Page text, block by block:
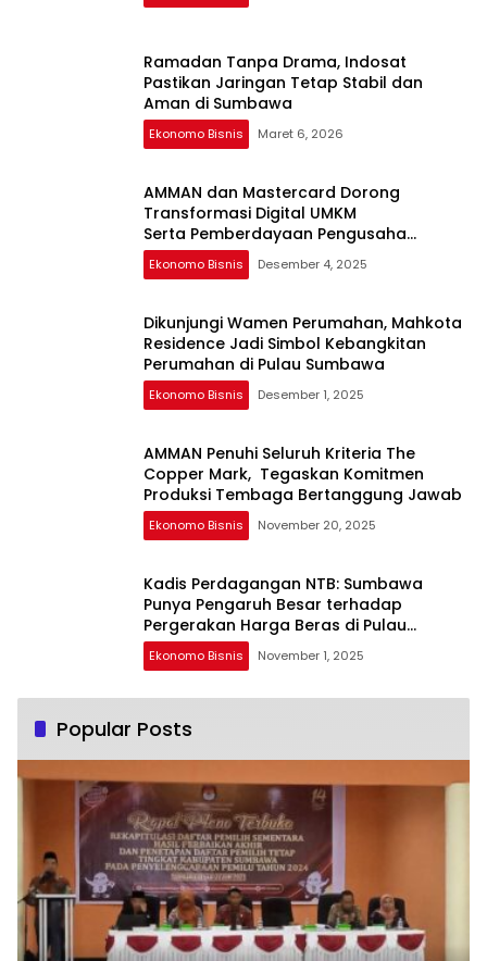
Ramadan Tanpa Drama, Indosat
Pastikan Jaringan Tetap Stabil dan
Aman di Sumbawa
Ekonomo Bisnis Maret 6, 2026
AMMAN dan Mastercard Dorong
Transformasi Digital UMKM
Serta Pemberdayaan Pengusaha
Perempuan
Ekonomo Bisnis Desember 4, 2025
Dikunjungi Wamen Perumahan, Mahkota
Residence Jadi Simbol Kebangkitan
Perumahan di Pulau Sumbawa
Ekonomo Bisnis Desember 1, 2025
AMMAN Penuhi Seluruh Kriteria The
Copper Mark, Tegaskan Komitmen
Produksi Tembaga Bertanggung Jawab
Ekonomo Bisnis November 20, 2025
Kadis Perdagangan NTB: Sumbawa
Punya Pengaruh Besar terhadap
Pergerakan Harga Beras di Pulau
Sumbawa
Ekonomo Bisnis November 1, 2025
Popular Posts